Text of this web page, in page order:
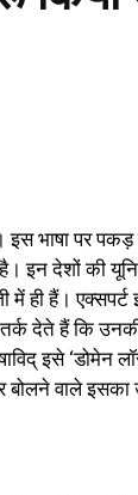
इस भाषा पर
इन देशों की
ही हैं। एक्सपर्ट
देते हैं कि उनकी
इसे ‘डोमेन
बोलने वाले